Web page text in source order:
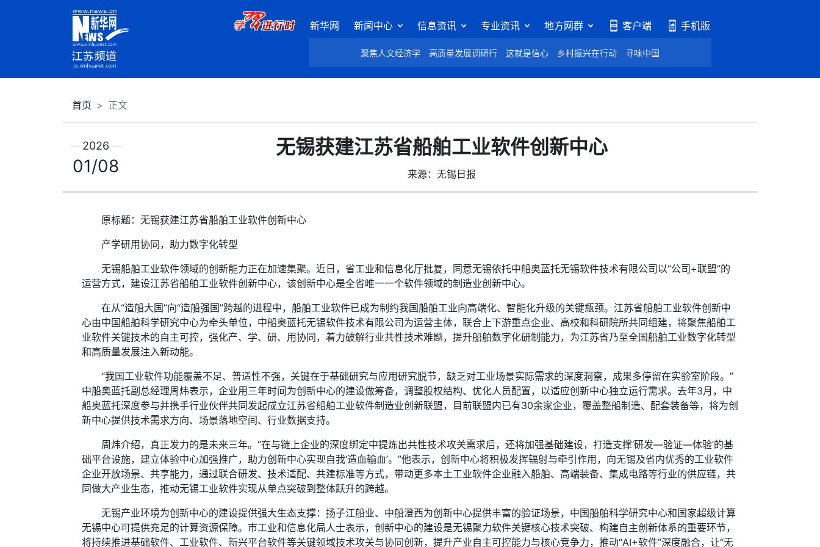
新华网 新闻中心 信息资讯 专业资讯 地方网群 客户端 手机版
聚焦人文经济学 高质量发展调研行 这就是信心 乡村振兴在行动 寻味中国
首页 正文
无锡获建江苏省船舶工业软件创新中心
来源：无锡日报
2026
01/08
原标题：无锡获建江苏省船舶工业软件创新中心
产学研用协同，助力数字化转型
无锡船舶工业软件领域的创新能力正在加速集聚。近日，省工业和信息化厅批复，同意无锡依托中船奥蓝托无锡软件技术有限公司以“公司+联盟”的
运营方式，建设江苏省船舶工业软件创新中心，该创新中心是全省唯一一个软件领域的制造业创新中心。
在从“造船大国”向“造船强国”跨越的进程中，船舶工业软件已成为制约我国船舶工业向高端化、智能化升级的关键瓶颈。江苏省船舶工业软件创新中
心由中国船舶科学研究中心为牵头单位，中船奥蓝托无锡软件技术有限公司为运营主体，联合上下游重点企业、高校和科研院所共同组建，将聚焦船舶工
业软件关键技术的自主可控，强化产、学、研、用协同，着力破解行业共性技术难题，提升船舶数字化研制能力，为江苏省乃至全国船舶工业数字化转型
和高质量发展注入新动能。
“我国工业软件功能覆盖不足、普适性不强，关键在于基础研究与应用研究脱节，缺乏对工业场景实际需求的深度洞察，成果多停留在实验室阶段。”
中船奥蓝托副总经理周炜表示，企业用三年时间为创新中心的建设做筹备，调整股权结构、优化人员配置，以适应创新中心独立运行需求。去年3月，中
船奥蓝托深度参与并携手行业伙伴共同发起成立江苏省船舶工业软件制造业创新联盟，目前联盟内已有30余家企业，覆盖整船制造、配套装备等，将为创
新中心提供技术需求方向、场景落地空间、行业数据支持。
周炜介绍，真正发力的是未来三年。“在与链上企业的深度绑定中提炼出共性技术攻关需求后，还将加强基础建设，打造支撑‘研发—验证—体验’的基
础平台设施，建立体验中心加强推广，助力创新中心实现自我‘造血输血’。”他表示，创新中心将积极发挥辐射与牵引作用，向无锡及省内优秀的工业软件
企业开放场景、共享能力，通过联合研发、技术适配、共建标准等方式，带动更多本土工业软件企业融入船舶、高端装备、集成电路等行业的供应链，共
同做大产业生态，推动无锡工业软件实现从单点突破到整体跃升的跨越。
无锡产业环境为创新中心的建设提供强大生态支撑：扬子江船业、中船澄西为创新中心提供丰富的验证场景，中国船舶科学研究中心和国家超级计算
无锡中心可提供充足的计算资源保障。市工业和信息化局人士表示，创新中心的建设是无锡聚力软件关键核心技术突破、构建自主创新体系的重要环节，
将持续推进基础软件、工业软件、新兴平台软件等关键领域技术攻关与协同创新，提升产业自主可控能力与核心竞争力，推动“AI+软件”深度融合，让“无